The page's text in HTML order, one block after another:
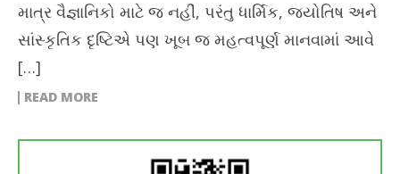
માત્ર વૈજ્ઞાનિકો માટે જ નહીં, પરંતુ ધાર્મિક, જ્યોતિષ અને
સાંસ્કૃતિક દૃષ્ટિએ પણ ખૂબ જ મહત્વપૂર્ણ માનવામાં આવે
[…]
READ MORE